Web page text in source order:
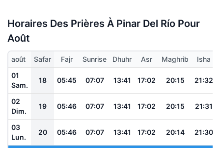
Horaires Des Prières À Pinar Del Río Pour
Août
août Safar Fajr Sunrise Dhuhr Asr Maghrib
Isha
01
Sam.
18 05:45 07:07 13:41 17:02 20:15 21:32
02
Dim.
19 05:46 07:07 13:41 17:02 20:15 21:31
03
Lun.
20 05:46 07:07 13:41 17:02 20:14 21:30